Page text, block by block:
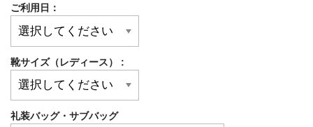
ご利用日：
靴サイズ（レディース） :
礼装バッグ・サブバッグ